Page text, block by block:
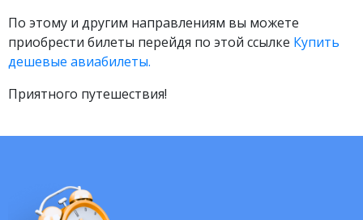
По этому и другим направлениям вы можете
приобрести билеты перейдя по этой ссылке Купить
дешевые авиабилеты.
Приятного путешествия!